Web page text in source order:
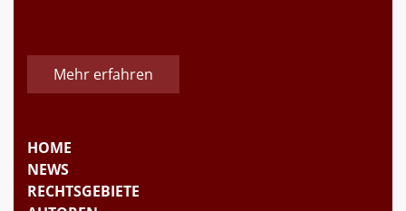
Mehr erfahren
HOME
NEWS
RECHTSGEBIETE